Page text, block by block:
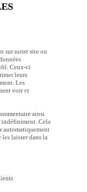
sur notre site ou
Ceux-ci
leurs
Les
voir et
ainsi
indéfiniment. Cela
automatiquement
laisser dans la